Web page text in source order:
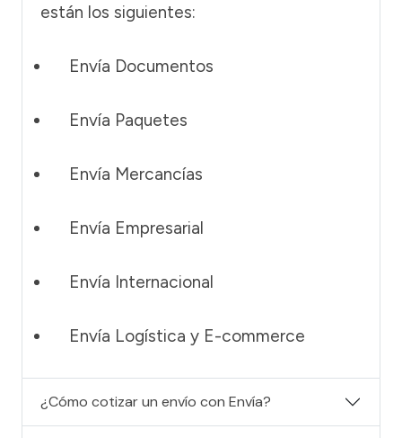
están los siguientes:
Envía Documentos
Envía Paquetes
Envía Mercancías
Envía Empresarial
Envía Internacional
Envía Logística y E-commerce
¿Cómo cotizar un envío con Envía?